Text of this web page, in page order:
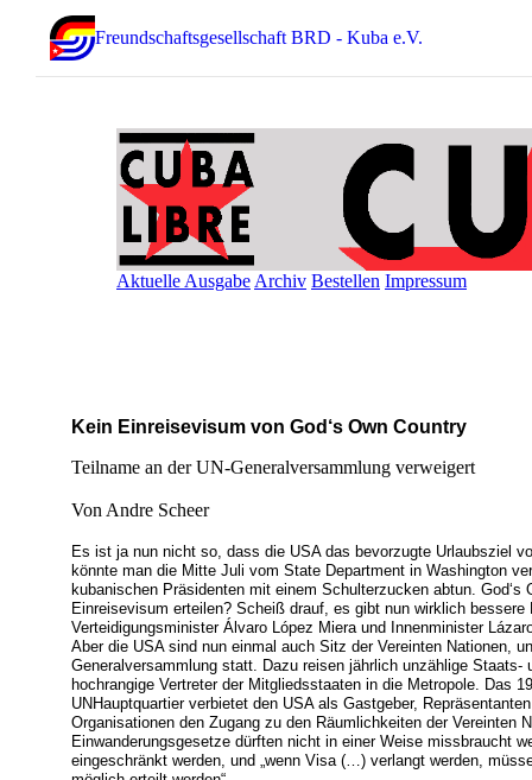
Freundschaftsgesellschaft BRD - Kuba e.V.
Aktuelle Ausgabe Archiv Bestellen Impressum
Kein Einreisevisum von God‘s Own Country
Teilname an der UN-Generalversammlung verweigert
Von Andre Scheer
Es ist ja nun nicht so, dass die USA das bevorzugte Urlaubsziel
könnte man die Mitte Juli vom State Department in Washington
kubanischen Präsidenten mit einem Schulterzucken abtun. God‘s
Einreisevisum erteilen? Scheiß drauf, es gibt nun wirklich
Verteidigungsminister Álvaro López Miera und Innenminister
Aber die USA sind nun einmal auch Sitz der Vereinten Nationen,
Generalversammlung statt. Dazu reisen jährlich unzählige Staats-
hochrangige Vertreter der Mitgliedsstaaten in die Metropole. Das
UNHauptquartier verbietet den USA als Gastgeber,
Organisationen den Zugang zu den Räumlichkeiten der Vereinten
Einwanderungsgesetze dürften nicht in einer Weise missbraucht
eingeschränkt werden, und „wenn Visa (…) verlangt werden,